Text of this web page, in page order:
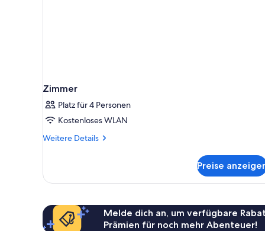
Zimmer
Platz für 4 Personen
Kostenloses WLAN
Weitere Details
Weitere
Preise
Melde dich an, um verfügbare
Prämien für noch mehr Abenteuer!